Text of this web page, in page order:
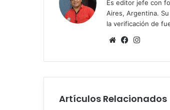
Es editor jefe con
Aires, Argentina.
la verificación de
SitioFacebook
Artículos Relacionados